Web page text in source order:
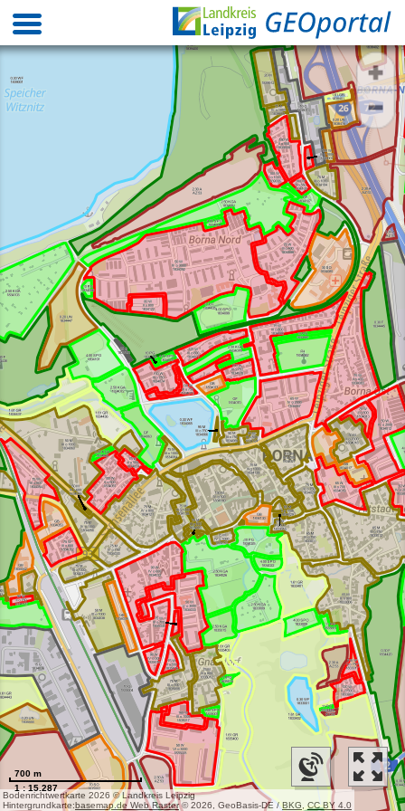
Bodenrichtwertkarte 2026 © Landkreis Leipzig
Hintergrundkarte:basemap.de Web Raster© 2026, GeoBasis-DE /BKG CC BY 4.0
700 m
1 : 15.287